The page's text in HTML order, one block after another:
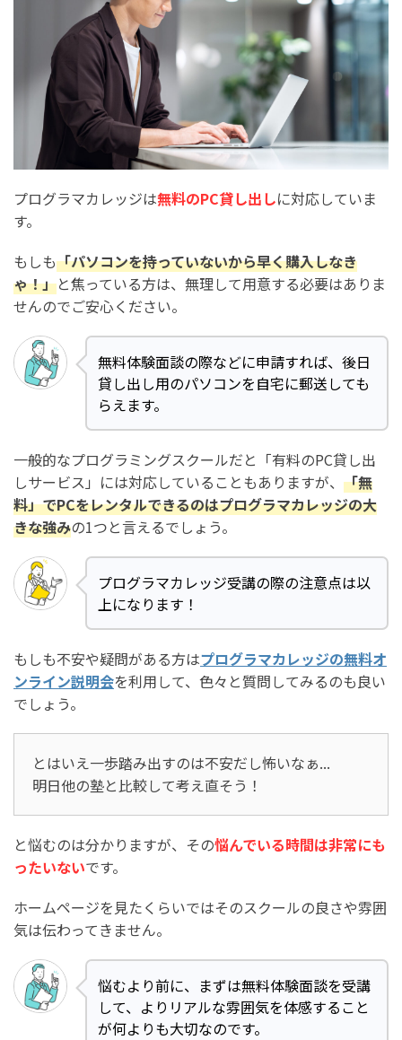
プログラマカレッジは無料のPC貸し出しに対応していま
す。
もしも「パソコンを持っていないから早く購入しなき
ゃ！」と焦っている方は、無理して用意する必要はありま
せんのでご安心ください。
無料体験面談の際などに申請すれば、後日
貸し出し用のパソコンを自宅に郵送しても
らえます。
一般的なプログラミングスクールだと「有料のPC貸し出
しサービス」には対応していることもありますが、 「無
料」でPCをレンタルできるのはプログラマカレッジの大
きな強みの1つと言えるでしょう。
プログラマカレッジ受講の際の注意点は以
上になります！
もしも不安や疑問がある方はプログラマカレッジの無料オ
ンライン説明会を利用して、色々と質問してみるのも良い
でしょう。
とはいえ一歩踏み出すのは不安だし怖いなぁ...
明日他の塾と比較して考え直そう！
と悩むのは分かりますが、その悩んでいる時間は非常にも
ったいないです。
ホームページを見たくらいではそのスクールの良さや雰囲
気は伝わってきません。
悩むより前に、まずは無料体験面談を受講
して、よりリアルな雰囲気を体感すること
が何よりも大切なのです。